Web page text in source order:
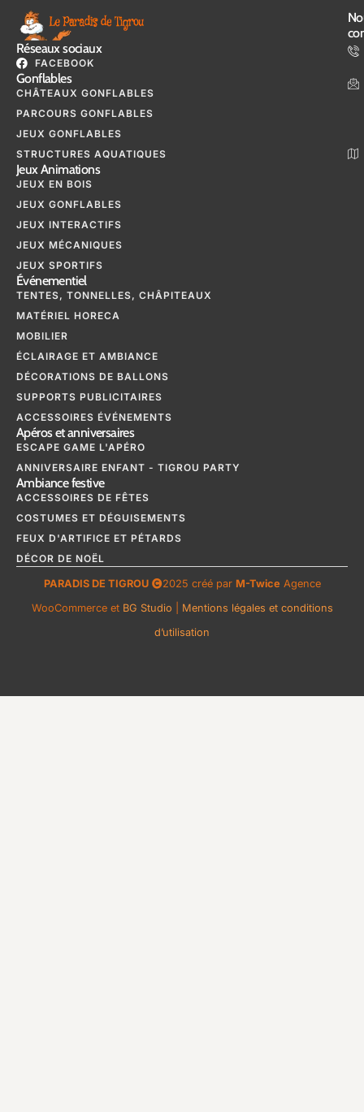
Réseaux sociaux
FACEBOOK
Gonflables
CHÂTEAUX GONFLABLES
PARCOURS GONFLABLES
JEUX GONFLABLES
STRUCTURES AQUATIQUES
Jeux Animations
JEUX EN BOIS
JEUX GONFLABLES
JEUX INTERACTIFS
JEUX MÉCANIQUES
JEUX SPORTIFS
Événementiel
TENTES, TONNELLES, CHÂPITEAUX
MATÉRIEL HORECA
MOBILIER
ÉCLAIRAGE ET AMBIANCE
DÉCORATIONS DE BALLONS
SUPPORTS PUBLICITAIRES
ACCESSOIRES ÉVÉNEMENTS
Apéros et anniversaires
ESCAPE GAME L'APÉRO
ANNIVERSAIRE ENFANT - TIGROU PARTY
Ambiance festive
ACCESSOIRES DE FÊTES
COSTUMES ET DÉGUISEMENTS
FEUX D'ARTIFICE ET PÉTARDS
DÉCOR DE NOËL
PARADIS DE TIGROU 2025 créé par M-Twice Agence
WooCommerce et BG Studio
Mentions légales et conditions
d’utilisation